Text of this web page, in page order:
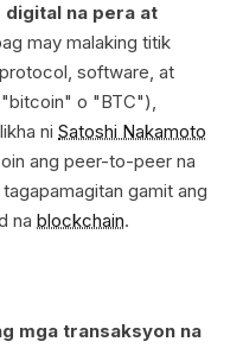
na pera at
may malaking titik
software, at
o "BTC"),
ni Satoshi Nakamoto
ang peer-to-peer na
gamit ang
na blockchain.
mga transaksyon na